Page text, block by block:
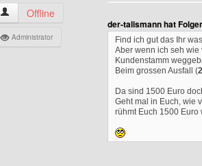
BLochmann Benutzer-Profile anzeigen
Offline
Administrator
der-talismann hat
Find ich gut das Ihr
Aber wenn ich seh
Kundenstamm
Beim grossen Ausfall (
Da sind 1500 Euro
Geht mal in Euch, wie
rühmt Euch 1500 Euro